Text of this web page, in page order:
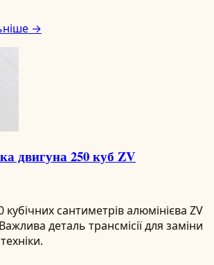
→
двигуна 250 куб ZV
кубічних сантиметрів алюмінієва ZV
деталь трансмісії для заміни